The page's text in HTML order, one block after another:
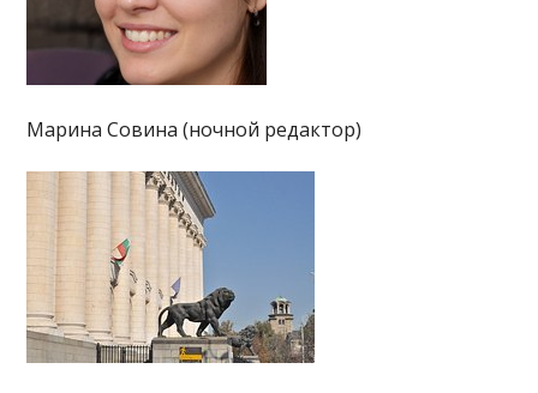
Марина Совина (ночной редактор)